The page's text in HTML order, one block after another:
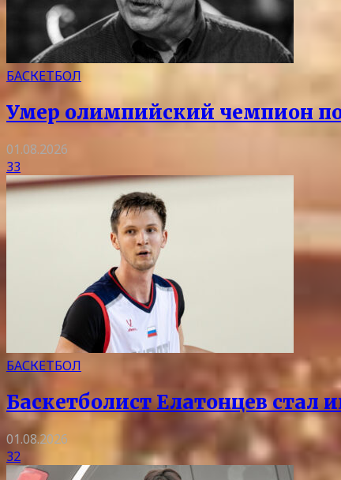
БАСКЕТБОЛ
Умер олимпийский чемпион
01.08.2026
33
БАСКЕТБОЛ
Баскетболист Елатонцев стал
01.08.2026
32